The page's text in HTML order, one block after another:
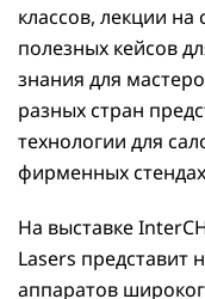
классов, лекции на
полезных кейсов
знания для
разных стран
технологии для
фирменных
На выставке
Lasers представит
аппаратов